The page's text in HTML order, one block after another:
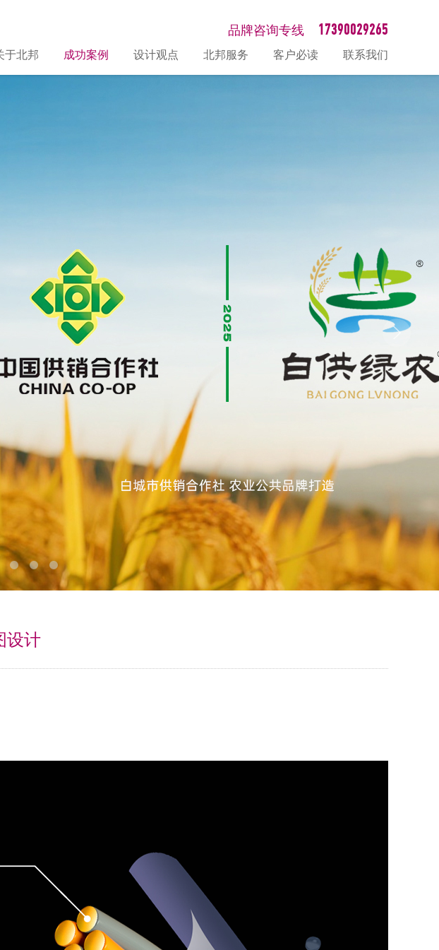
品牌咨询专线 17390029265
于北邦 成功案例 设计观点 北邦服务 客户必读 联系我们
设计